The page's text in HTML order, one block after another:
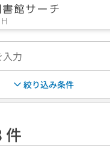
絞り込み条件
件